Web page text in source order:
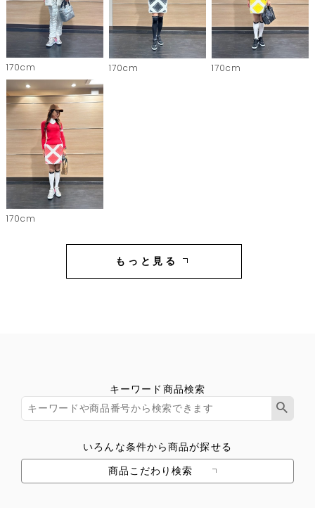
170cm 170cm 170cm
170cm
もっと見る
キーワード商品検索
いろんな条件から商品が探せる
商品こだわり検索